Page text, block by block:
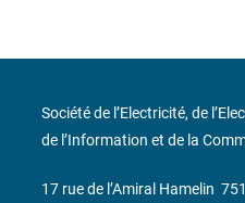
Société de l’Electricité, de
de l’Information et de la
17 rue de l’Amiral Hamelin